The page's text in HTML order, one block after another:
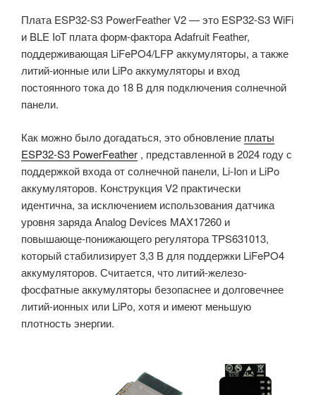
Плата ESP32-S3 PowerFeather V2 — это ESP32-S3 WiFi
и BLE IoT плата форм-фактора Adafruit Feather,
поддерживающая LiFePO4/LFP аккумуляторы, а также
литий-ионные или LiPo аккумуляторы и вход
постоянного тока до 18 В для подключения солнечной
панели.
Как можно было догадаться, это обновление платы
ESP32-S3 PowerFeather , представленной в 2024 году с
поддержкой входа от солнечной панели, Li-Ion и LiPo
аккумуляторов. Конструкция V2 практически
идентична, за исключением использования датчика
уровня заряда Analog Devices MAX17260 и
повышающе-понижающего регулятора TPS631013,
который стабилизирует 3,3 В для поддержки LiFePO4
аккумуляторов. Считается, что литий-железо-
фосфатные аккумуляторы безопаснее и долговечнее
литий-ионных или LiPo, хотя и имеют меньшую
плотность энергии.